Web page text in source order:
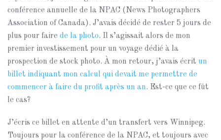
conférence annuelle de la NPAC (News Photographers
Association of Canada). J’avais décidé de rester 5 jours de
plus pour faire de la photo. Il s’agissait alors de mon
premier investissement pour un voyage dédié à la
prospection de stock photo. À mon retour, j’avais écrit un
billet indiquant mon calcul qui devait me permettre de
commencer à faire du profit après un an. Est-ce que ce fût
le cas?
J’écris ce billet en attente d’un transfert vers Winnipeg.
Toujours pour la conférence de la NPAC, et toujours avec